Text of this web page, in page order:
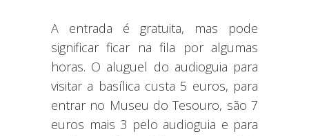
A entrada é gratuita, mas pode
significar ficar na fila por algumas
horas. O aluguel do audioguia para
visitar a basílica custa 5 euros, para
entrar no Museu do Tesouro, são 7
euros mais 3 pelo audioguia e para